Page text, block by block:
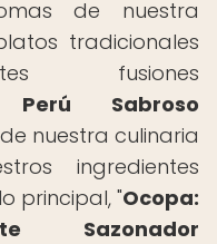
de nuestra
tradicionales
fusiones
Perú Sabroso
nuestra culinaria
ingredientes
principal, "Ocopa:
Sazonador